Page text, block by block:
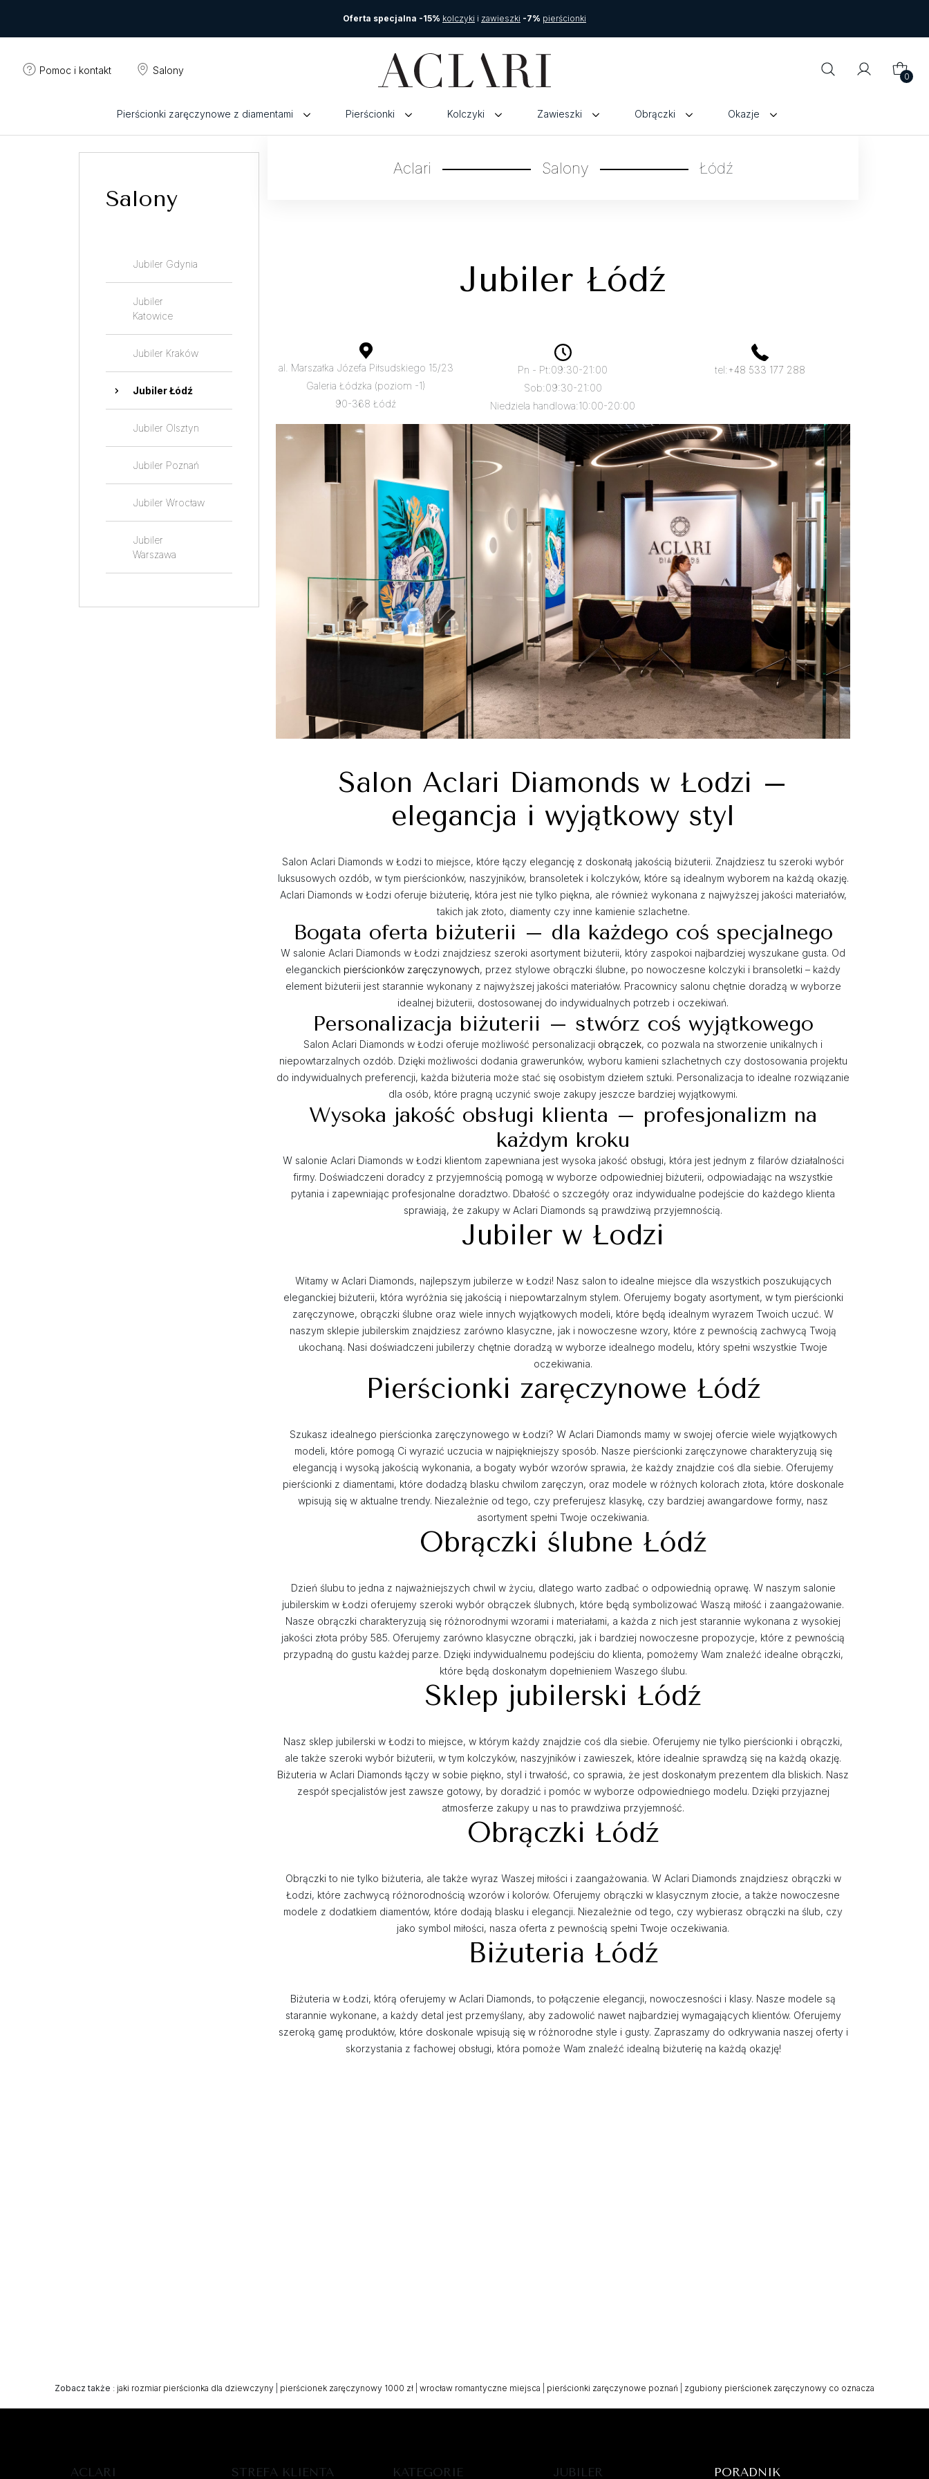
Oferta specjalna -15% kolczyki i zawieszki -7% pierścionki
Pomoc i kontakt Salony
0
Pierścionki zaręczynowe z diamentami Pierścionki Kolczyki Zawieszki Obrączki Okazje
Salony
Jubiler Gdynia
Jubiler
Katowice
Jubiler Kraków
Jubiler Łódź
Jubiler Olsztyn
Jubiler Poznań
Jubiler Wrocław
Jubiler
Warszawa
Aclari Salony Łódź
Jubiler Łódź
al. Marszałka Józefa Piłsudskiego 15/23
Galeria Łódzka (poziom -1)
90-368 Łódź
Pn - Pt:09:30-21:00
Sob:09:30-21:00
Niedziela handlowa:10:00-20:00
tel:+48 533 177 288
Salon Aclari Diamonds w Łodzi –
elegancja i wyjątkowy styl
Salon Aclari Diamonds w Łodzi to miejsce, które łączy elegancję z doskonałą jakością biżuterii. Znajdziesz tu szeroki wybór
luksusowych ozdób, w tym pierścionków, naszyjników, bransoletek i kolczyków, które są idealnym wyborem na każdą okazję.
Aclari Diamonds w Łodzi oferuje biżuterię, która jest nie tylko piękna, ale również wykonana z najwyższej jakości materiałów,
takich jak złoto, diamenty czy inne kamienie szlachetne.
Bogata oferta biżuterii – dla każdego coś specjalnego
W salonie Aclari Diamonds w Łodzi znajdziesz szeroki asortyment biżuterii, który zaspokoi najbardziej wyszukane gusta. Od
eleganckich pierścionków zaręczynowych, przez stylowe obrączki ślubne, po nowoczesne kolczyki i bransoletki – każdy
element biżuterii jest starannie wykonany z najwyższej jakości materiałów. Pracownicy salonu chętnie doradzą w wyborze
idealnej biżuterii, dostosowanej do indywidualnych potrzeb i oczekiwań.
Personalizacja biżuterii – stwórz coś wyjątkowego
Salon Aclari Diamonds w Łodzi oferuje możliwość personalizacji obrączek, co pozwala na stworzenie unikalnych i
niepowtarzalnych ozdób. Dzięki możliwości dodania grawerunków, wyboru kamieni szlachetnych czy dostosowania projektu
do indywidualnych preferencji, każda biżuteria może stać się osobistym dziełem sztuki. Personalizacja to idealne rozwiązanie
dla osób, które pragną uczynić swoje zakupy jeszcze bardziej wyjątkowymi.
Wysoka jakość obsługi klienta – profesjonalizm na
każdym kroku
W salonie Aclari Diamonds w Łodzi klientom zapewniana jest wysoka jakość obsługi, która jest jednym z filarów działalności
firmy. Doświadczeni doradcy z przyjemnością pomogą w wyborze odpowiedniej biżuterii, odpowiadając na wszystkie
pytania i zapewniając profesjonalne doradztwo. Dbałość o szczegóły oraz indywidualne podejście do każdego klienta
sprawiają, że zakupy w Aclari Diamonds są prawdziwą przyjemnością.
Jubiler w Łodzi
Witamy w Aclari Diamonds, najlepszym jubilerze w Łodzi! Nasz salon to idealne miejsce dla wszystkich poszukujących
eleganckiej biżuterii, która wyróżnia się jakością i niepowtarzalnym stylem. Oferujemy bogaty asortyment, w tym pierścionki
zaręczynowe, obrączki ślubne oraz wiele innych wyjątkowych modeli, które będą idealnym wyrazem Twoich uczuć. W
naszym sklepie jubilerskim znajdziesz zarówno klasyczne, jak i nowoczesne wzory, które z pewnością zachwycą Twoją
ukochaną. Nasi doświadczeni jubilerzy chętnie doradzą w wyborze idealnego modelu, który spełni wszystkie Twoje
oczekiwania.
Pierścionki zaręczynowe Łódź
Szukasz idealnego pierścionka zaręczynowego w Łodzi? W Aclari Diamonds mamy w swojej ofercie wiele wyjątkowych
modeli, które pomogą Ci wyrazić uczucia w najpiękniejszy sposób. Nasze pierścionki zaręczynowe charakteryzują się
elegancją i wysoką jakością wykonania, a bogaty wybór wzorów sprawia, że każdy znajdzie coś dla siebie. Oferujemy
pierścionki z diamentami, które dodadzą blasku chwilom zaręczyn, oraz modele w różnych kolorach złota, które doskonale
wpisują się w aktualne trendy. Niezależnie od tego, czy preferujesz klasykę, czy bardziej awangardowe formy, nasz
asortyment spełni Twoje oczekiwania.
Obrączki ślubne Łódź
Dzień ślubu to jedna z najważniejszych chwil w życiu, dlatego warto zadbać o odpowiednią oprawę. W naszym salonie
jubilerskim w Łodzi oferujemy szeroki wybór obrączek ślubnych, które będą symbolizować Waszą miłość i zaangażowanie.
Nasze obrączki charakteryzują się różnorodnymi wzorami i materiałami, a każda z nich jest starannie wykonana z wysokiej
jakości złota próby 585. Oferujemy zarówno klasyczne obrączki, jak i bardziej nowoczesne propozycje, które z pewnością
przypadną do gustu każdej parze. Dzięki indywidualnemu podejściu do klienta, pomożemy Wam znaleźć idealne obrączki,
które będą doskonałym dopełnieniem Waszego ślubu.
Sklep jubilerski Łódź
Nasz sklep jubilerski w Łodzi to miejsce, w którym każdy znajdzie coś dla siebie. Oferujemy nie tylko pierścionki i obrączki,
ale także szeroki wybór biżuterii, w tym kolczyków, naszyjników i zawieszek, które idealnie sprawdzą się na każdą okazję.
Biżuteria w Aclari Diamonds łączy w sobie piękno, styl i trwałość, co sprawia, że jest doskonałym prezentem dla bliskich. Nasz
zespół specjalistów jest zawsze gotowy, by doradzić i pomóc w wyborze odpowiedniego modelu. Dzięki przyjaznej
atmosferze zakupy u nas to prawdziwa przyjemność.
Obrączki Łódź
Obrączki to nie tylko biżuteria, ale także wyraz Waszej miłości i zaangażowania. W Aclari Diamonds znajdziesz obrączki w
Łodzi, które zachwycą różnorodnością wzorów i kolorów. Oferujemy obrączki w klasycznym złocie, a także nowoczesne
modele z dodatkiem diamentów, które dodają blasku i elegancji. Niezależnie od tego, czy wybierasz obrączki na ślub, czy
jako symbol miłości, nasza oferta z pewnością spełni Twoje oczekiwania.
Biżuteria Łódź
Biżuteria w Łodzi, którą oferujemy w Aclari Diamonds, to połączenie elegancji, nowoczesności i klasy. Nasze modele są
starannie wykonane, a każdy detal jest przemyślany, aby zadowolić nawet najbardziej wymagających klientów. Oferujemy
szeroką gamę produktów, które doskonale wpisują się w różnorodne style i gusty. Zapraszamy do odkrywania naszej oferty i
skorzystania z fachowej obsługi, która pomoże Wam znaleźć idealną biżuterię na każdą okazję!
Zobacz także : jaki rozmiar pierścionka dla dziewczyny pierścionek zaręczynowy 1000 zł wrocław romantyczne miejsca pierścionki zaręczynowe poznań zgubiony pierścionek zaręczynowy co oznacza
ACLARI STREFA KLIENTA KATEGORIE JUBILER PORADNIK